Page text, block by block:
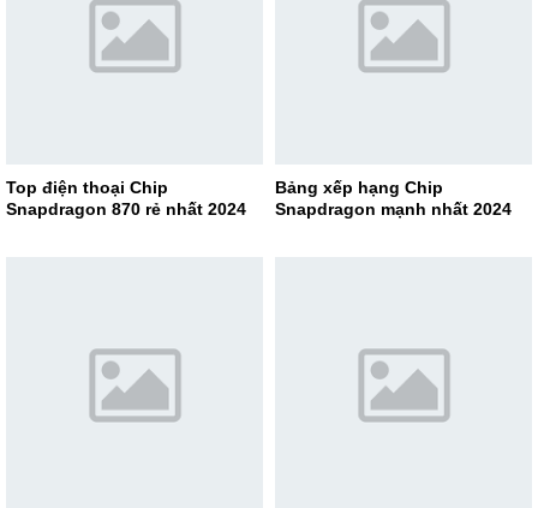
Top điện thoại Chip
Snapdragon 870 rẻ nhất 2024
Bảng xếp hạng Chip
Snapdragon mạnh nhất 2024